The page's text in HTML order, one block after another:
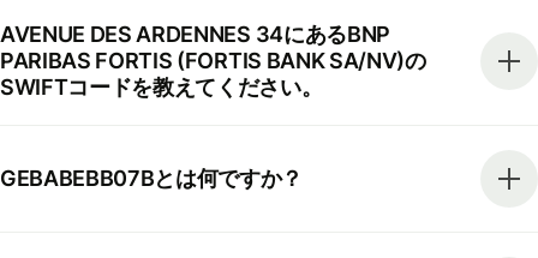
AVENUE DES ARDENNES 34にあるBNP
PARIBAS FORTIS (FORTIS BANK SA/NV)の
SWIFTコードを教えてください。
GEBABEBB07Bとは何ですか？